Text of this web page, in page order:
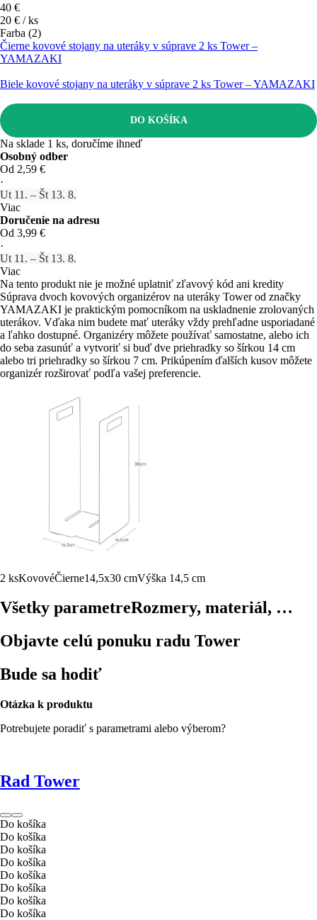
40 €
20 € / ks
Farba (2)
Čierne kovové stojany na uteráky v súprave 2 ks Tower –
YAMAZAKI
Biele kovové stojany na uteráky v súprave 2 ks Tower – YAMAZAKI
DO KOŠÍKA
Na sklade 1 ks, doručíme ihneď
Osobný odber
Od 2,59 €
·
Ut 11. – Št 13. 8.
Viac
Doručenie na adresu
Od 3,99 €
·
Ut 11. – Št 13. 8.
Viac
Na tento produkt nie je možné uplatniť zľavový kód ani kredity
Súprava dvoch kovových organizérov na uteráky Tower od značky
YAMAZAKI je praktickým pomocníkom na uskladnenie zrolovaných
uterákov. Vďaka nim budete mať uteráky vždy prehľadne usporiadané
a ľahko dostupné. Organizéry môžete používať samostatne, alebo ich
do seba zasunúť a vytvoriť si buď dve priehradky so šírkou 14 cm
alebo tri priehradky so šírkou 7 cm. Prikúpením ďalších kusov môžete
organizér rozširovať podľa vašej preferencie.
2 ksKovovéČierne14,5x30 cmVýška 14,5 cm
Všetky parametreRozmery, materiál, …
Objavte celú ponuku radu Tower
Bude sa hodiť
Otázka k produktu
Potrebujete poradiť s parametrami alebo výberom?
Rad Tower
Do košíka
Do košíka
Do košíka
Do košíka
Do košíka
Do košíka
Do košíka
Do košíka